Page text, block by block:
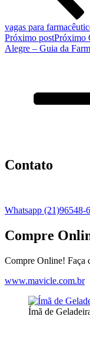
vagas para
Próximo postPróximo
Alegre – Guia da
Contato
Whatsapp (21)96548-
Compre
Compre Online! Faça
www.mavicle.com.br
Ímã de